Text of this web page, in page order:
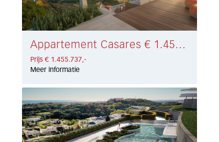
Appartement Casares € 1.455.737,-
Prijs € 1.455.737,-
Meer informatie